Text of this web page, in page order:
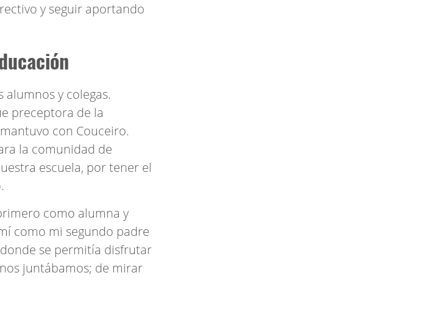
y seguir aportando
y colegas.
preceptora de la
con Couceiro.
la comunidad de
escuela, por tener el
como alumna y
como mi segundo padre
se permitía disfrutar
juntábamos; de mirar